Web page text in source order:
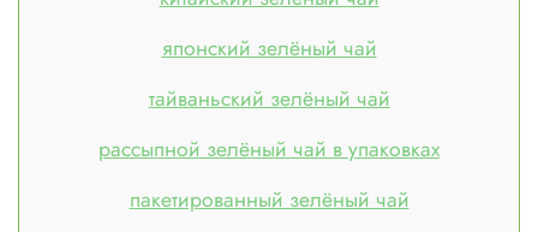
японский зелёный чай
тайваньский зелёный чай
рассыпной зелёный чай в упаковках
пакетированный зелёный чай